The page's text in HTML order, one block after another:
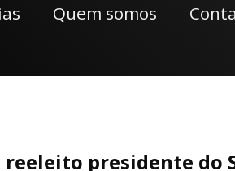
Quem somos
reeleito presidente do